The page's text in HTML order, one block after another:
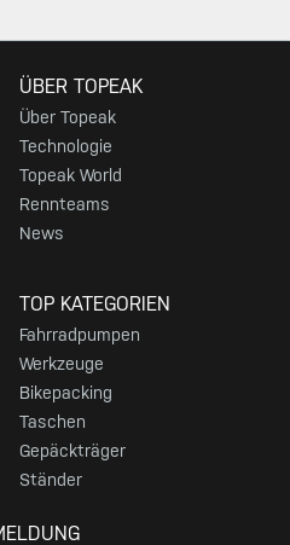
ÜBER TOPEAK
Über Topeak
Technologie
Topeak World
Rennteams
News
TOP KATEGORIEN
Fahrradpumpen
Werkzeuge
Bikepacking
Taschen
Gepäckträger
Ständer